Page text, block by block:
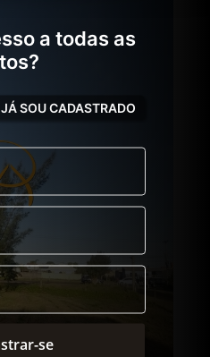
a todas as
JÁ SOU CADASTRADO
se